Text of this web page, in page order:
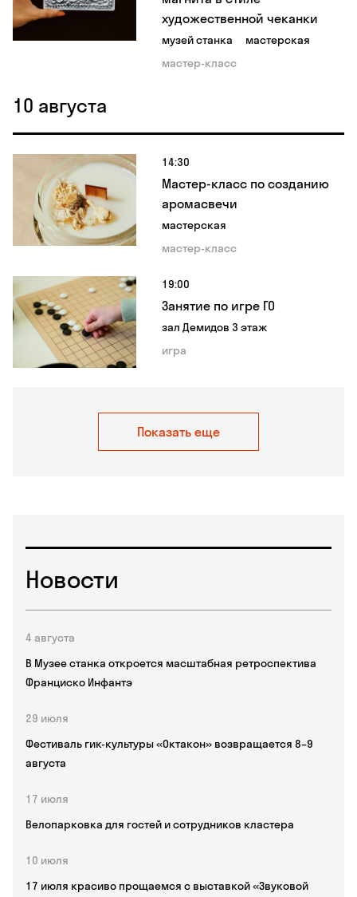
художественной чеканки
музей станка
мастерская
мастер-класс
10 августа
14:30
Мастер-класс по созданию
аромасвечи
мастерская
мастер-класс
19:00
Занятие по игре ГО
зал Демидов 3 этаж
игра
Показать еще
Новости
4 августа
В Музее станка откроется масштабная ретроспектива
Франциско Инфантэ
29 июля
Фестиваль гик-культуры «Октакон» возвращается 8–9
августа
17 июля
Велопарковка для гостей и сотрудников кластера
10 июля
17 июля красиво прощаемся с выставкой «Звуковой